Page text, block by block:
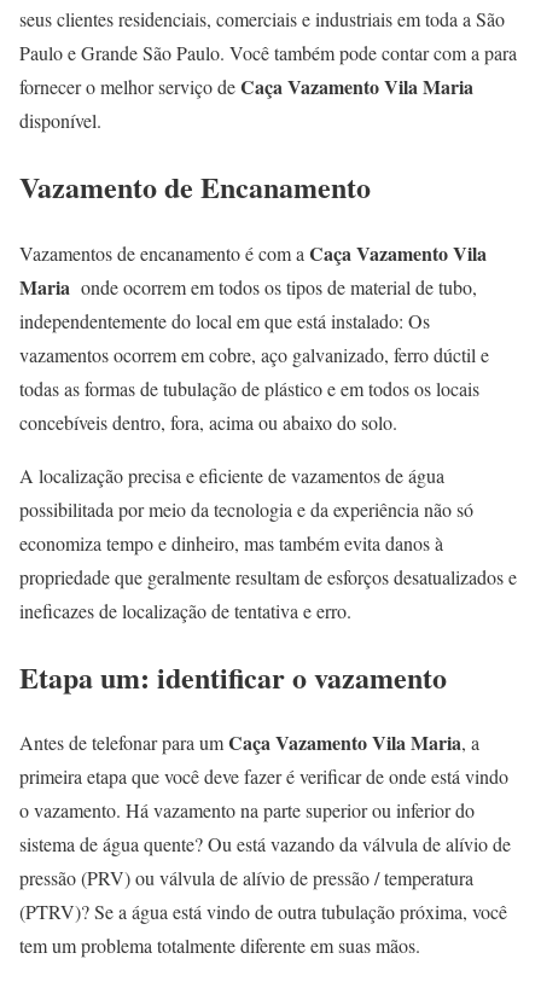
seus clientes residenciais, comerciais e industriais em toda a São
Paulo e Grande São Paulo. Você também pode contar com a para
fornecer o melhor serviço deCaça Vazamento Vila Maria
disponível.
Vazamento de Encanamento
Vazamentos de encanamento é com a Caça Vazamento Vila
Maria onde ocorrem em todos os tipos de material de tubo,
independentemente do local em que está instalado: Os
vazamentos ocorrem em cobre, aço galvanizado, ferro dúctil e
todas as formas de tubulação de plástico e em todos os locais
concebíveis dentro, fora, acima ou abaixo do solo.
A localização precisa e eficiente de vazamentos de água
possibilitada por meio da tecnologia e da experiência não só
economiza tempo e dinheiro, mas também evita danos à
propriedade que geralmente resultam de esforços desatualizados e
ineficazes de localização de tentativa e erro.
Etapa um: identificar o vazamento
Antes de telefonar para umCaça Vazamento Vila Maria, a
primeira etapa que você deve fazer é verificar de onde está vindo
o vazamento. Há vazamento na parte superior ou inferior do
sistema de água quente? Ou está vazando da válvula de alívio de
pressão (PRV) ou válvula de alívio de pressão / temperatura
(PTRV)? Se a água está vindo de outra tubulação próxima, você
tem um problema totalmente diferente em suas mãos.